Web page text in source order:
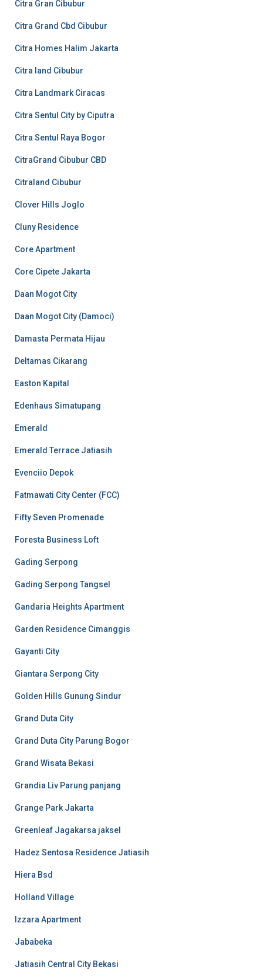
Citra Gran Cibubur
Citra Grand Cbd Cibubur
Citra Homes Halim Jakarta
Citra land Cibubur
Citra Landmark Ciracas
Citra Sentul City by Ciputra
Citra Sentul Raya Bogor
CitraGrand Cibubur CBD
Citraland Cibubur
Clover Hills Joglo
Cluny Residence
Core Apartment
Core Cipete Jakarta
Daan Mogot City
Daan Mogot City (Damoci)
Damasta Permata Hijau
Deltamas Cikarang
Easton Kapital
Edenhaus Simatupang
Emerald
Emerald Terrace Jatiasih
Evenciio Depok
Fatmawati City Center (FCC)
Fifty Seven Promenade
Foresta Business Loft
Gading Serpong
Gading Serpong Tangsel
Gandaria Heights Apartment
Garden Residence Cimanggis
Gayanti City
Giantara Serpong City
Golden Hills Gunung Sindur
Grand Duta City
Grand Duta City Parung Bogor
Grand Wisata Bekasi
Grandia Liv Parung panjang
Grange Park Jakarta
Greenleaf Jagakarsa jaksel
Hadez Sentosa Residence Jatiasih
Hiera Bsd
Holland Village
Izzara Apartment
Jababeka
Jatiasih Central City Bekasi